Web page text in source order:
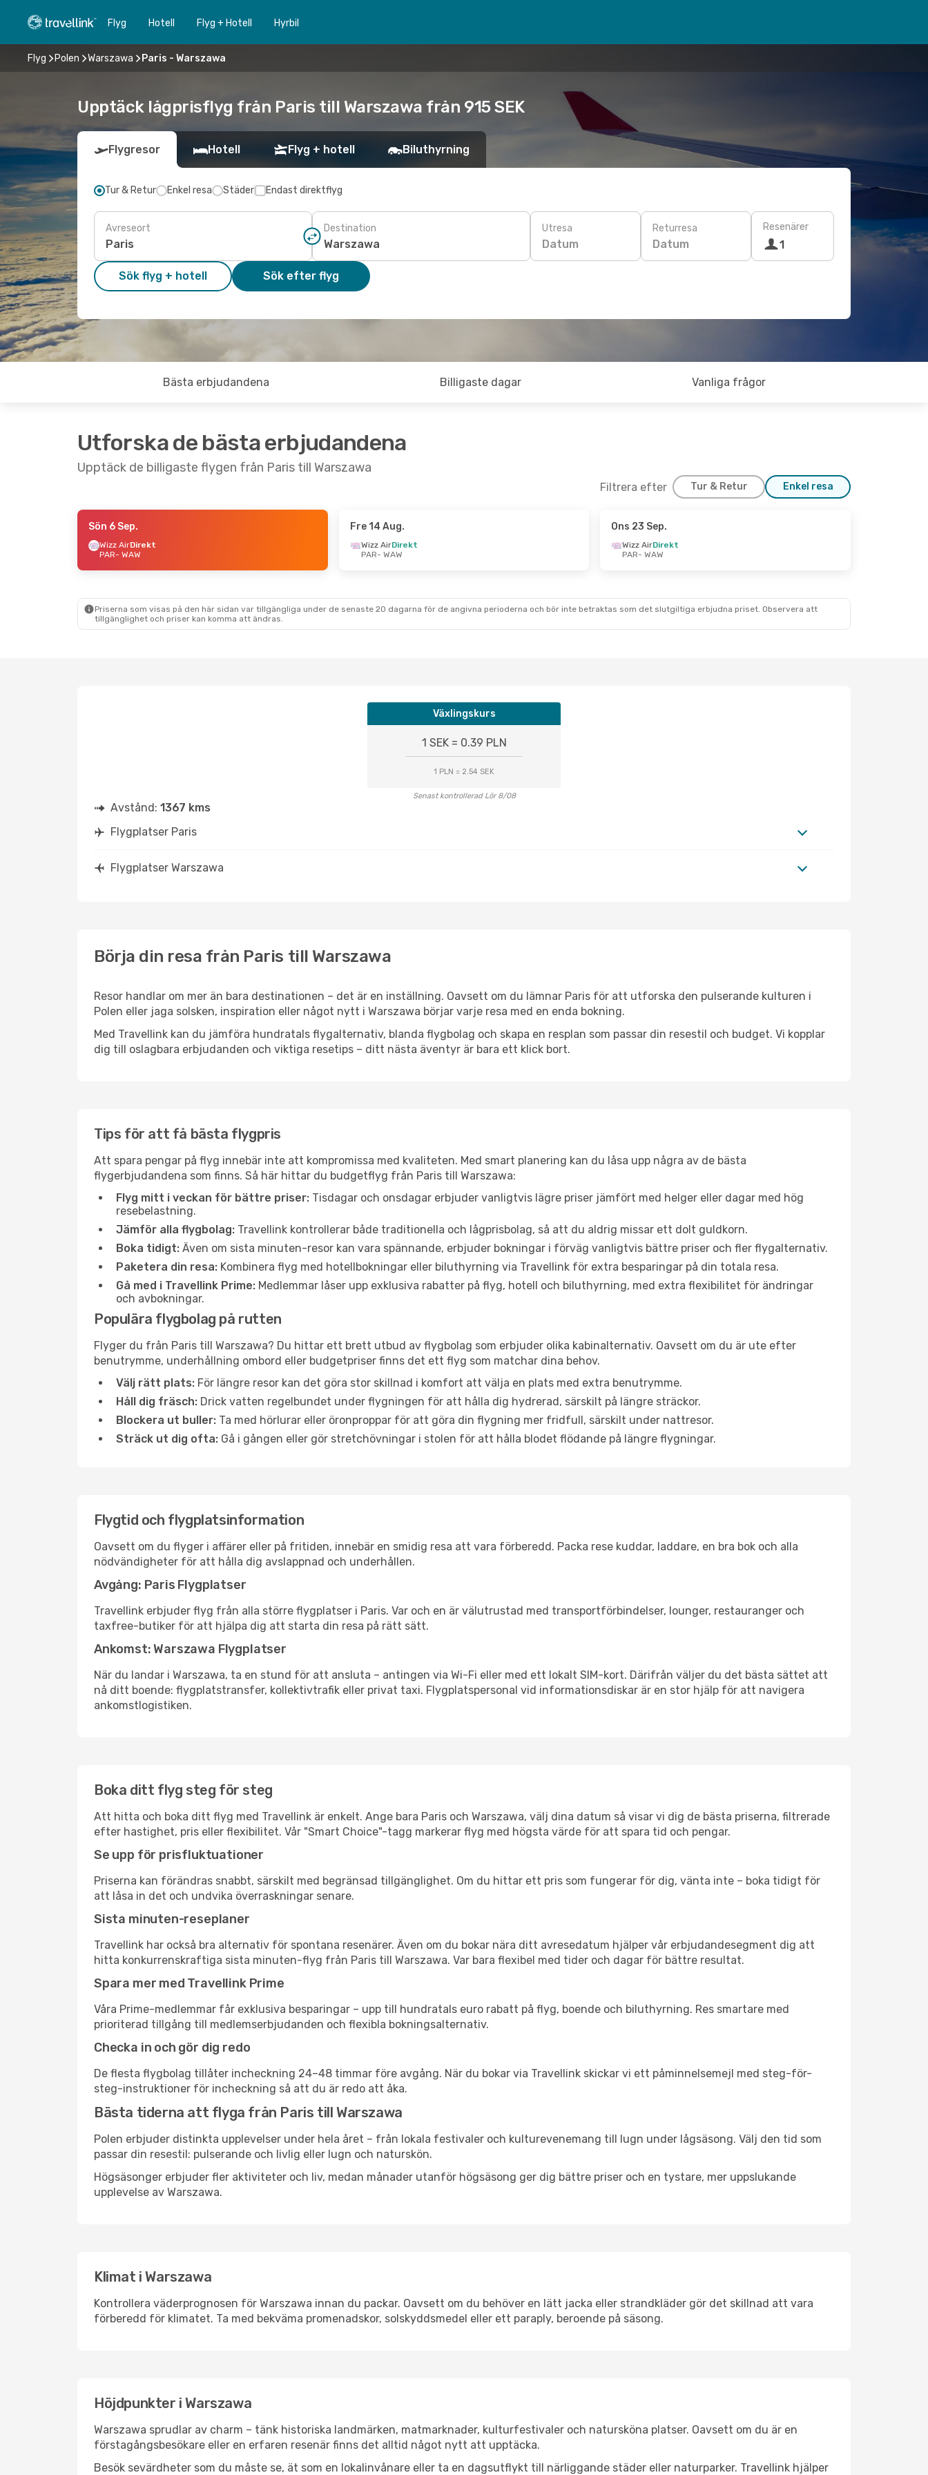
Flyg Hotell Flyg + Hotell Hyrbil
Flyg Polen Warszawa Paris - Warszawa
Upptäck lågprisflyg från Paris till Warszawa från 915 SEK
Flygresor Hotell Flyg + hotell Biluthyrning
Tur & Retur Enkel resa Städer Endast direktflyg
Avreseort Destination Utresa
Datum
Returresa
Datum
Resenärer
1
Sök flyg + hotell Sök efter flyg
Bästa erbjudandena Billigaste dagar Vanliga frågor
Utforska de bästa erbjudandena
Upptäck de billigaste flygen från Paris till Warszawa
Filtrera efter Tur & Retur Enkel resa
- Ons 16 Sep.
1 Mellanlandning
Sön 6 Sep.
Wizz AirDirekt
PAR- WAW
Fre 14 Aug.
Wizz AirDirekt
PAR- WAW
Ons 23 Sep.
Wizz AirDirekt
PAR- WAW
Priserna som visas på den här sidan var tillgängliga under de senaste 20 dagarna för de angivna perioderna och bör inte betraktas som det slutgiltiga erbjudna priset. Observera att
tillgänglighet och priser kan komma att ändras.
Växlingskurs
1 SEK = 0.39 PLN
1 PLN = 2.54 SEK
Senast kontrollerad Lör 8/08
Avstånd: 1367 kms
Flygplatser Paris
Flygplatser Warszawa
Börja din resa från Paris till Warszawa
Resor handlar om mer än bara destinationen – det är en inställning. Oavsett om du lämnar Paris för att utforska den pulserande kulturen i
Polen eller jaga solsken, inspiration eller något nytt i Warszawa börjar varje resa med en enda bokning.
Med Travellink kan du jämföra hundratals flygalternativ, blanda flygbolag och skapa en resplan som passar din resestil och budget. Vi kopplar
dig till oslagbara erbjudanden och viktiga resetips – ditt nästa äventyr är bara ett klick bort.
Tips för att få bästa flygpris
Att spara pengar på flyg innebär inte att kompromissa med kvaliteten. Med smart planering kan du låsa upp några av de bästa
flygerbjudandena som finns. Så här hittar du budgetflyg från Paris till Warszawa:
Flyg mitt i veckan för bättre priser: Tisdagar och onsdagar erbjuder vanligtvis lägre priser jämfört med helger eller dagar med hög
resebelastning.
Jämför alla flygbolag: Travellink kontrollerar både traditionella och lågprisbolag, så att du aldrig missar ett dolt guldkorn.
Boka tidigt: Även om sista minuten-resor kan vara spännande, erbjuder bokningar i förväg vanligtvis bättre priser och fler flygalternativ.
Paketera din resa: Kombinera flyg med hotellbokningar eller biluthyrning via Travellink för extra besparingar på din totala resa.
Gå med i Travellink Prime: Medlemmar låser upp exklusiva rabatter på flyg, hotell och biluthyrning, med extra flexibilitet för ändringar
och avbokningar.
Populära flygbolag på rutten
Flyger du från Paris till Warszawa? Du hittar ett brett utbud av flygbolag som erbjuder olika kabinalternativ. Oavsett om du är ute efter
benutrymme, underhållning ombord eller budgetpriser finns det ett flyg som matchar dina behov.
Välj rätt plats: För längre resor kan det göra stor skillnad i komfort att välja en plats med extra benutrymme.
Håll dig fräsch: Drick vatten regelbundet under flygningen för att hålla dig hydrerad, särskilt på längre sträckor.
Blockera ut buller: Ta med hörlurar eller öronproppar för att göra din flygning mer fridfull, särskilt under nattresor.
Sträck ut dig ofta: Gå i gången eller gör stretchövningar i stolen för att hålla blodet flödande på längre flygningar.
Flygtid och flygplatsinformation
Oavsett om du flyger i affärer eller på fritiden, innebär en smidig resa att vara förberedd. Packa rese kuddar, laddare, en bra bok och alla
nödvändigheter för att hålla dig avslappnad och underhållen.
Avgång: Paris Flygplatser
Travellink erbjuder flyg från alla större flygplatser i Paris. Var och en är välutrustad med transportförbindelser, lounger, restauranger och
taxfree-butiker för att hjälpa dig att starta din resa på rätt sätt.
Ankomst: Warszawa Flygplatser
När du landar i Warszawa, ta en stund för att ansluta – antingen via Wi-Fi eller med ett lokalt SIM-kort. Därifrån väljer du det bästa sättet att
nå ditt boende: flygplatstransfer, kollektivtrafik eller privat taxi. Flygplatspersonal vid informationsdiskar är en stor hjälp för att navigera
ankomstlogistiken.
Boka ditt flyg steg för steg
Att hitta och boka ditt flyg med Travellink är enkelt. Ange bara Paris och Warszawa, välj dina datum så visar vi dig de bästa priserna, filtrerade
efter hastighet, pris eller flexibilitet. Vår "Smart Choice"-tagg markerar flyg med högsta värde för att spara tid och pengar.
Se upp för prisfluktuationer
Priserna kan förändras snabbt, särskilt med begränsad tillgänglighet. Om du hittar ett pris som fungerar för dig, vänta inte – boka tidigt för
att låsa in det och undvika överraskningar senare.
Sista minuten-reseplaner
Travellink har också bra alternativ för spontana resenärer. Även om du bokar nära ditt avresedatum hjälper vår erbjudandesegment dig att
hitta konkurrenskraftiga sista minuten-flyg från Paris till Warszawa. Var bara flexibel med tider och dagar för bättre resultat.
Spara mer med Travellink Prime
Våra Prime-medlemmar får exklusiva besparingar – upp till hundratals euro rabatt på flyg, boende och biluthyrning. Res smartare med
prioriterad tillgång till medlemserbjudanden och flexibla bokningsalternativ.
Checka in och gör dig redo
De flesta flygbolag tillåter incheckning 24–48 timmar före avgång. När du bokar via Travellink skickar vi ett påminnelsemejl med steg-för-
steg-instruktioner för incheckning så att du är redo att åka.
Bästa tiderna att flyga från Paris till Warszawa
Polen erbjuder distinkta upplevelser under hela året – från lokala festivaler och kulturevenemang till lugn under lågsäsong. Välj den tid som
passar din resestil: pulserande och livlig eller lugn och naturskön.
Högsäsonger erbjuder fler aktiviteter och liv, medan månader utanför högsäsong ger dig bättre priser och en tystare, mer uppslukande
upplevelse av Warszawa.
Klimat i Warszawa
Kontrollera väderprognosen för Warszawa innan du packar. Oavsett om du behöver en lätt jacka eller strandkläder gör det skillnad att vara
förberedd för klimatet. Ta med bekväma promenadskor, solskyddsmedel eller ett paraply, beroende på säsong.
Höjdpunkter i Warszawa
Warszawa sprudlar av charm – tänk historiska landmärken, matmarknader, kulturfestivaler och natursköna platser. Oavsett om du är en
förstagångsbesökare eller en erfaren resenär finns det alltid något nytt att upptäcka.
Besök sevärdheter som du måste se, ät som en lokalinvånare eller ta en dagsutflykt till närliggande städer eller naturparker. Travellink hjälper